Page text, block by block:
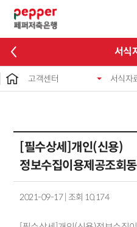
서식
고객센터 서식자
[필수상세]개인(신용)
정보수집이용제공조회
2021-09-17 | 조회 10,174